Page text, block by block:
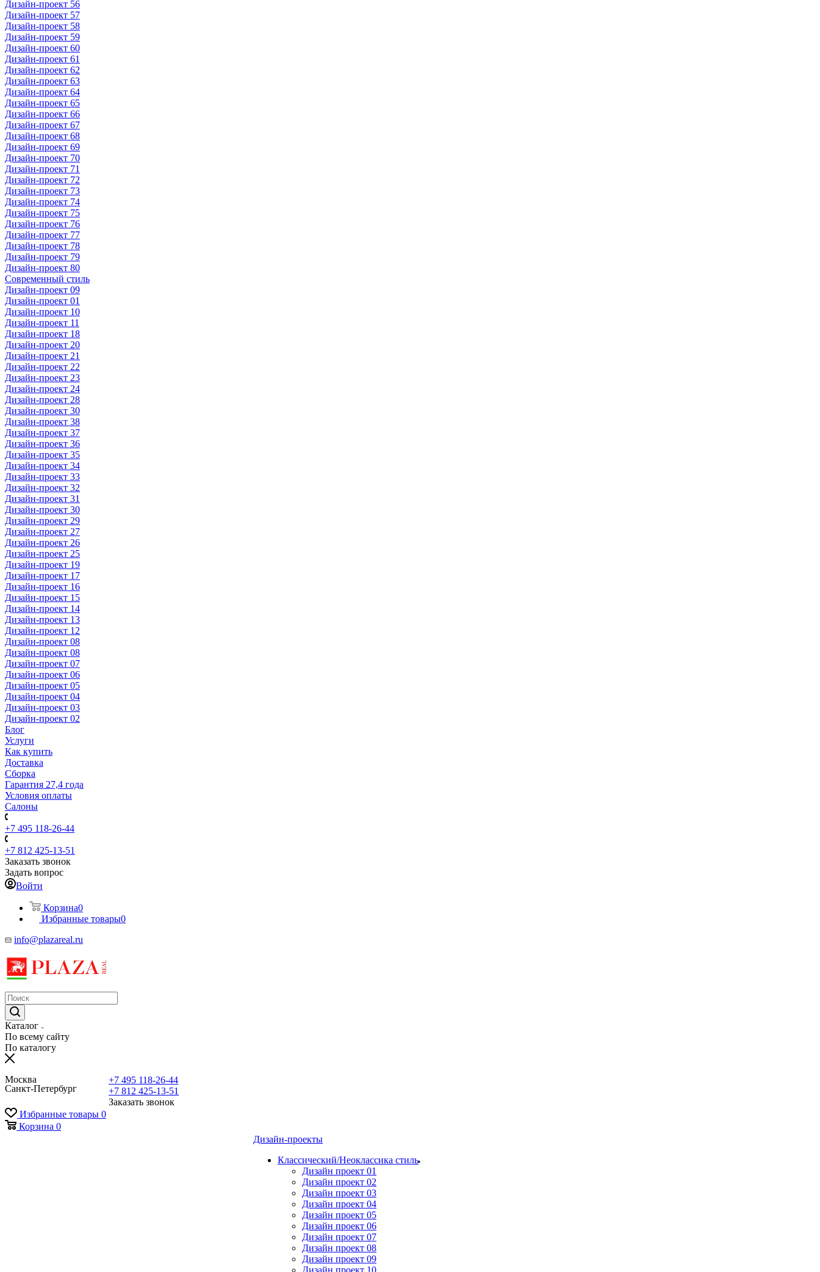
Дизайн-проект 56
Дизайн-проект 57
Дизайн-проект 58
Дизайн-проект 59
Дизайн-проект 60
Дизайн-проект 61
Дизайн-проект 62
Дизайн-проект 63
Дизайн-проект 64
Дизайн-проект 65
Дизайн-проект 66
Дизайн-проект 67
Дизайн-проект 68
Дизайн-проект 69
Дизайн-проект 70
Дизайн-проект 71
Дизайн-проект 72
Дизайн-проект 73
Дизайн-проект 74
Дизайн-проект 75
Дизайн-проект 76
Дизайн-проект 77
Дизайн-проект 78
Дизайн-проект 79
Дизайн-проект 80
Современный стиль
Дизайн-проект 09
Дизайн-проект 01
Дизайн-проект 10
Дизайн-проект 11
Дизайн-проект 18
Дизайн-проект 20
Дизайн-проект 21
Дизайн-проект 22
Дизайн-проект 23
Дизайн-проект 24
Дизайн-проект 28
Дизайн-проект 30
Дизайн-проект 38
Дизайн-проект 37
Дизайн-проект 36
Дизайн-проект 35
Дизайн-проект 34
Дизайн-проект 33
Дизайн-проект 32
Дизайн-проект 31
Дизайн-проект 30
Дизайн-проект 29
Дизайн-проект 27
Дизайн-проект 26
Дизайн-проект 25
Дизайн-проект 19
Дизайн-проект 17
Дизайн-проект 16
Дизайн-проект 15
Дизайн-проект 14
Дизайн-проект 13
Дизайн-проект 12
Дизайн-проект 08
Дизайн-проект 08
Дизайн-проект 07
Дизайн-проект 06
Дизайн-проект 05
Дизайн-проект 04
Дизайн-проект 03
Дизайн-проект 02
Блог
Услуги
Как купить
Доставка
Сборка
Гарантия 27,4 года
Условия оплаты
Салоны
+7 495 118-26-44
+7 812 425-13-51
Заказать звонок
Задать вопрос
Войти
Корзина0
Избранные товары0
info@plazareal.ru
Каталог
По всему сайту
По каталогу
Москва
Санкт-Петербург
+7 495 118-26-44
+7 812 425-13-51
Заказать звонок
Избранные товары 0
Корзина 0
Дизайн-проекты
Классический/Неоклассика стиль
Дизайн проект 01
Дизайн проект 02
Дизайн проект 03
Дизайн проект 04
Дизайн проект 05
Дизайн проект 06
Дизайн проект 07
Дизайн проект 08
Дизайн проект 09
Дизайн проект 10